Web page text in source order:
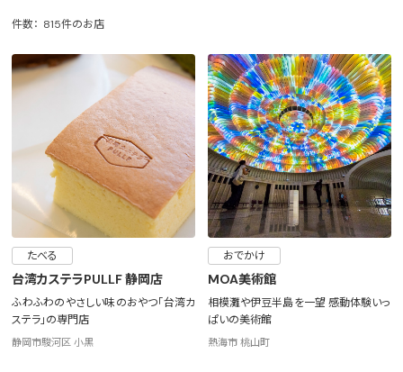
件数： 815件のお店
たべる
台湾カステラPULLF 静岡店
ふわふわのやさしい味のおやつ「台湾カ
ステラ」の専門店
静岡市駿河区 小黒
おでかけ
MOA美術館
相模灘や伊豆半島を一望 感動体験いっ
ぱいの美術館
熱海市 桃山町